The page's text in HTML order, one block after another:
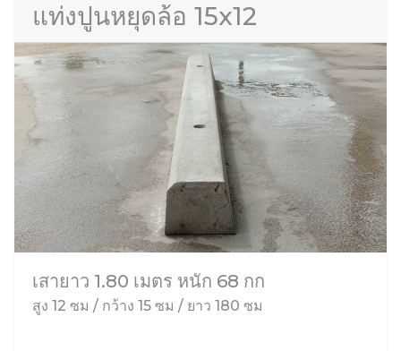
แท่งปูนหยุดล้อ 15x12
เสายาว 1.80 เมตร หนัก 68 กก
สูง 12 ซม / กว้าง 15 ซม / ยาว 180 ซม